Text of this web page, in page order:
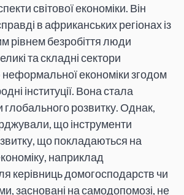
світової економіки. Він
в африканських регіонах із
рівнем безробіття люди
та складні сектори
неформальної економіки згодом
інституції. Вона стала
глобального розвитку. Однак,
що інструменти
що покладаються на
наприклад
керівниць домогосподарств чи
засновані на самодопомозі, не